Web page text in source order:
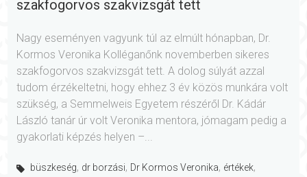
szakfogorvos szakvizsgát tett
Nagy eseményen vagyunk túl az elmúlt hónapban, Dr.
Kormos Veronika Kolléganőnk novemberben sikeres
szakfogorvos szakvizsgát tett. A dolog súlyát azzal
tudom érzékeltetni, hogy ehhez 3 év közös munkára volt
szükség, a Semmelweis Egyetem részéről Dr. Kádár
László tanár úr volt Veronika mentora, jómagam pedig a
gyakorlati képzés helyen –...
büszkeség, dr borzási, Dr Kormos Veronika, értékek,